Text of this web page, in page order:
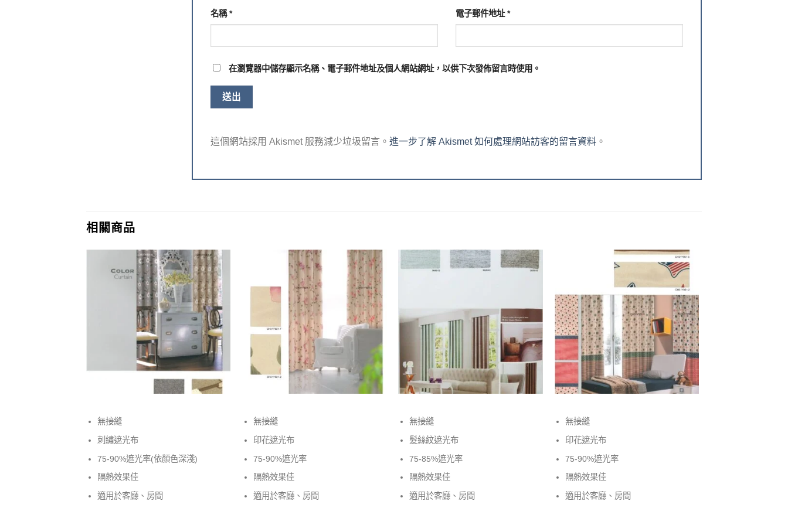
名稱* 電子郵件地址*
在瀏覽器中儲存顯示名稱、電子郵件地址及個人網站網址，以供下次發佈留言時使用。
這個網站採用 Akismet 服務減少垃圾留言。 進一步了解 Akismet 如何處理網站訪客的留言資料 。
相關商品
無接縫
刺繡遮光布
75-90%遮光率(依顏色深淺)
隔熱效果佳
適用於客廳、房間
無接縫
印花遮光布
75-90%遮光率
隔熱效果佳
適用於客廳、房間
無接縫
髮絲紋遮光布
75-85%遮光率
隔熱效果佳
適用於客廳、房間
無接縫
印花遮光布
75-90%遮光率
隔熱效果佳
適用於客廳、房間